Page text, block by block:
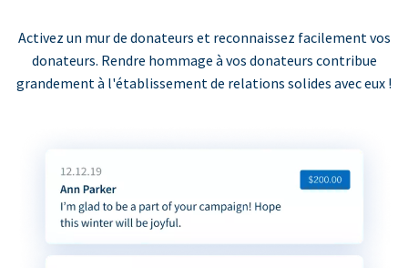
Activez un mur de donateurs et reconnaissez facilement vos
donateurs. Rendre hommage à vos donateurs contribue
grandement à l'établissement de relations solides avec eux !